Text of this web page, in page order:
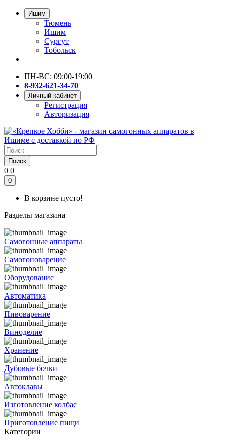
Ишим
Тюмень
Ишим
Сургут
Тобольск
ПН-ВС: 09:00-19:00
8-932-621-34-70
Личный кабинет
Регистрация
Авторизация
Поиск
0 0
0
В корзине пусто!
Разделы магазина
Самогонные аппараты
Самогоноварение
Оборудование
Автоматика
Пивоварение
Виноделие
Хранение
Дубовые бочки
Автоклавы
Изготовление колбас
Приготовление пищи
Категории